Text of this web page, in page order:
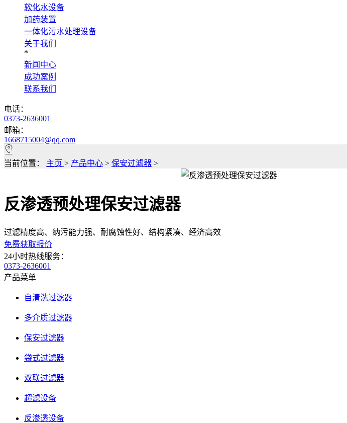
软化水设备
加药装置
一体化污水处理设备
关于我们
*
新闻中心
成功案例
联系我们
电话：
0373-2636001
邮箱：
1668715004@qq.com
当前位置： 主页 > 产品中心 > 保安过滤器 >
反渗透预处理保安过滤器
过滤精度高、纳污能力强、耐腐蚀性好、结构紧凑、经济高效
免费获取报价
24小时热线服务：
0373-2636001
产品菜单
自清洗过滤器
多介质过滤器
保安过滤器
袋式过滤器
双联过滤器
超滤设备
反渗透设备